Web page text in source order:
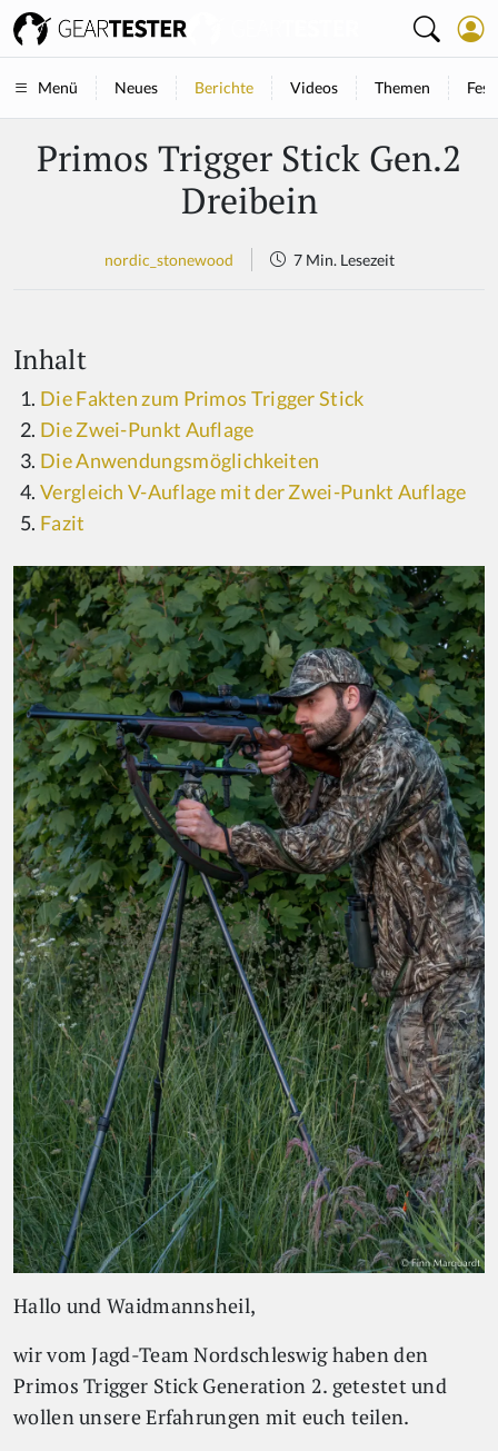
Menü Neues Berichte Videos Themen
Primos Trigger Stick Gen.2
Dreibein
nordic_stonewood 7 Min. Lesezeit
Inhalt
Die Fakten zum Primos Trigger Stick
Die Zwei-Punkt Auflage
Die Anwendungsmöglichkeiten
Vergleich V-Auflage mit der Zwei-Punkt Auflage
Fazit
Hallo und Waidmannsheil,
wir vom Jagd-Team Nordschleswig haben den
Primos Trigger Stick Generation 2. getestet und
wollen unsere Erfahrungen mit euch teilen.